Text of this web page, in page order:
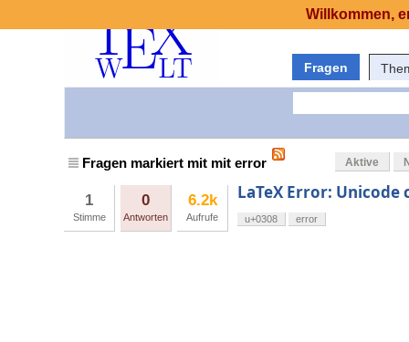
Fragen
Fragen markiert mit mit error Aktive
1
Stimme
0
Antworten
6.2k
Aufrufe
LaTeX Error: Unicode
u+0308 error
Willkommen,